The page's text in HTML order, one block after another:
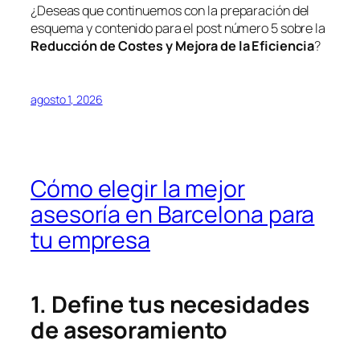
¿Deseas que continuemos con la preparación del
esquema y contenido para el post número 5 sobre la
Reducción de Costes y Mejora de la Eficiencia?
agosto 1, 2026
Cómo elegir la mejor
asesoría en Barcelona para
tu empresa
1. Define tus necesidades
de asesoramiento